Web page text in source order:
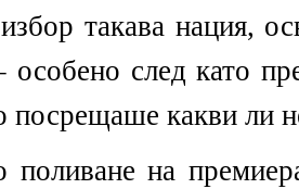
такава нация,
особено след като
посрещаше какви ли
поливане на